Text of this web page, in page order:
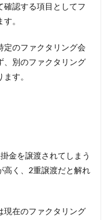
確認する項目としてフ
。
定のファクタリング会
、別のファクタリング
す。
金を譲渡されてしまう
高く、2重譲渡だと解れ
現在のファクタリング